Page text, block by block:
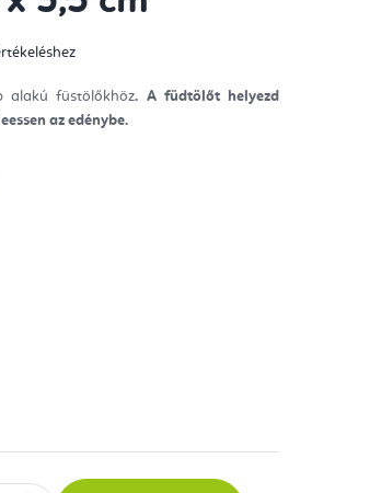
alakú füstölőkhöz. A füdtölőt helyezd
az edénybe.